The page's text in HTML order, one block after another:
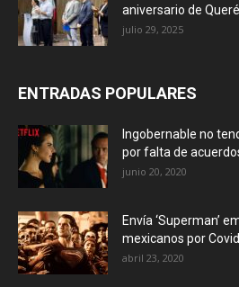
aniversario de
julio 29, 2025
ENTRADAS POPULARES
Ingobernable no
por falta de
junio 20, 2020
Envía ‘Superman’
mexicanos por
abril 23, 2020